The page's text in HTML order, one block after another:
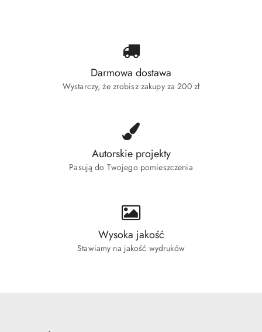
Darmowa dostawa
Wystarczy, że zrobisz zakupy za 200 zł
Autorskie projekty
Pasują do Twojego pomieszczenia
Wysoka jakość
Stawiamy na jakość wydruków